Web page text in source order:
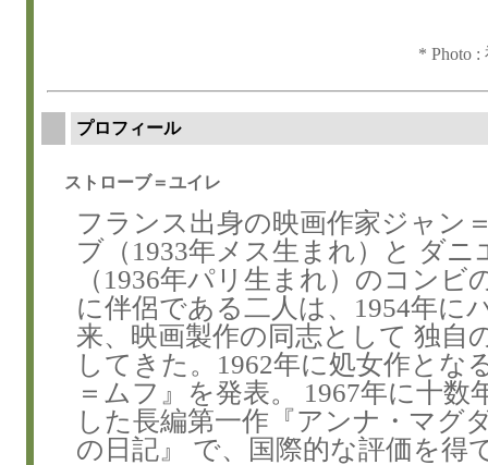
* Photo
プロフィール
ストローブ＝ユイレ
フランス出身の映画作家ジャン
ブ（1933年メス生まれ）と ダニ
（1936年パリ生まれ）のコンビ
に伴侶である二人は、1954年に
来、映画製作の同志として 独自
してきた。1962年に処女作とな
＝ムフ』を発表。 1967年に十数
した長編第一作『アンナ・マグ
の日記』 で、国際的な評価を得